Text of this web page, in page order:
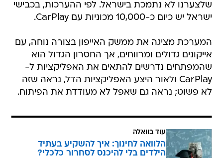
שלצערנו לא נתמכת בישראל. לפי ההערכות, בכבישי
ישראל יש כיום כ-10,000 מכוניות עם CarPlay.
המערכת מציגה את ממשק האייפון בצורה נוחה, עם
אייקונים גדולים ומרווחים, אך החסרון הגדול הוא
שהמפתחים נדרשים להתאים את האפליקציות ל-
CarPlay ולאור היצע האפליקציות הדל, נראה שזה
לא פשוט; נראה גם שאפל לא מעודדת את הפיתוח.
עוד בוואלה
הלוואה לחינוך: איך להשקיע בעתיד
הילדים בלי להיכנס לסחרור כלכלי?